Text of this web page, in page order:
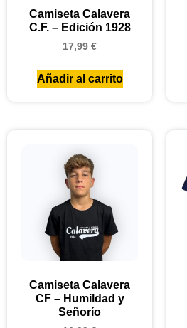
Camiseta Calavera
C.F. – Edición 1928
17,99 €
Añadir al carrito
Camiseta Calavera
CF – Humildad y
Señorío